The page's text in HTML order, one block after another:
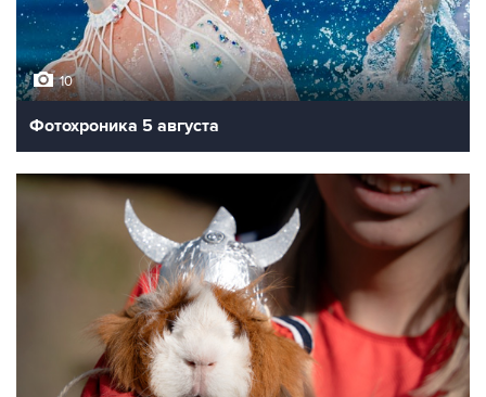
10
Фотохроника 5 августа